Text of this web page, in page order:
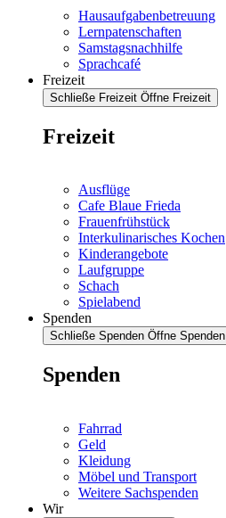
Hausaufgabenbetreuung
Lernpatenschaften
Samstagsnachhilfe
Sprachcafé
Freizeit
Schließe Freizeit Öffne Freizeit
Freizeit
Ausflüge
Cafe Blaue Frieda
Frauenfrühstück
Interkulinarisches Kochen
Kinderangebote
Laufgruppe
Schach
Spielabend
Spenden
Schließe Spenden Öffne Spenden
Spenden
Fahrrad
Geld
Kleidung
Möbel und Transport
Weitere Sachspenden
Wir